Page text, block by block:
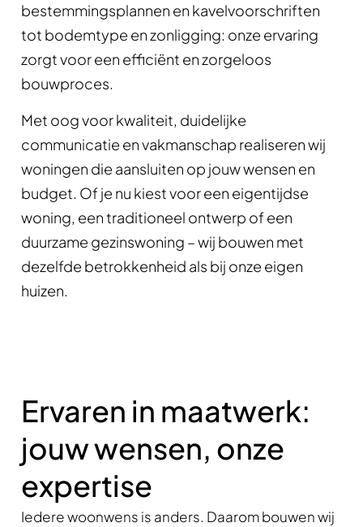
bestemmingsplannen en kavelvoorschriften
tot bodemtype en zonligging: onze ervaring
zorgt voor een efficiënt en zorgeloos
bouwproces.
Met oog voor kwaliteit, duidelijke
communicatie en vakmanschap realiseren wij
woningen die aansluiten op jouw wensen en
budget. Of je nu kiest voor een eigentijdse
woning, een traditioneel ontwerp of een
duurzame gezinswoning – wij bouwen met
dezelfde betrokkenheid als bij onze eigen
huizen.
Ervaren in maatwerk:
jouw wensen, onze
expertise
Iedere woonwens is anders. Daarom bouwen wij